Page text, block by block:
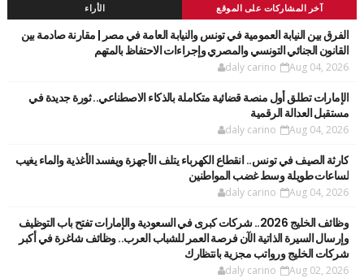
آخر المشاركات على الموقع الأراء
الفرق بين النيابة العمومية في تونس والنيابة العامة في مصر | مقارنة صادمة بين
القانون الجنائي التونسي والمصري وإجراءات الاحتفاظ بالمتهم
daly carino Aug 04, 2026
الإمارات تطلق أول منصة قضائية متكاملة بالذكاء الاصطناعي.. ثورة جديدة في
مستقبل العدالة الرقمية
daly carino Aug 04, 2026
كارثة الصيف في تونس.. انقطاع الكهرباء يتلف الأجهزة ويفسد الأغذية والماء يغيب
لساعات طويلة وسط غضب المواطنين
daly carino Aug 04, 2026
وظائف الخليج 2026.. شركات كبرى في السعودية والإمارات تفتح باب التوظيف
وإرسال السيرة الذاتية الآن فرصة العمر للشباب العرب.. وظائف شاغرة في أكبر
شركات الخليج ورواتب مجزية بانتظارك
daly carino Aug 02, 2026